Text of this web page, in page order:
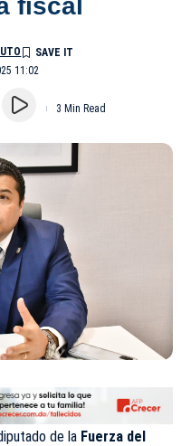
fiscal
11:02
3 Min Read
de la Fuerza del